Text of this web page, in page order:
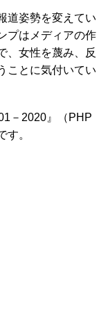
道姿勢を変えてい
プはメディアの作
、女性を蔑み、反
ことに気付いてい
－2020』（PHP
す。